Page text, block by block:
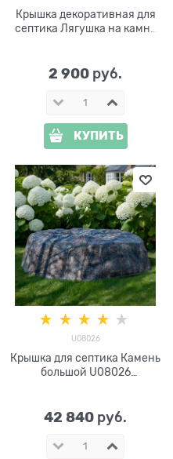
Крышка декоративная для
септика Лягушка на камне
2 900 руб.
КУПИТЬ
U08026
Крышка для септика Камень
большой U08026
42 840 руб.